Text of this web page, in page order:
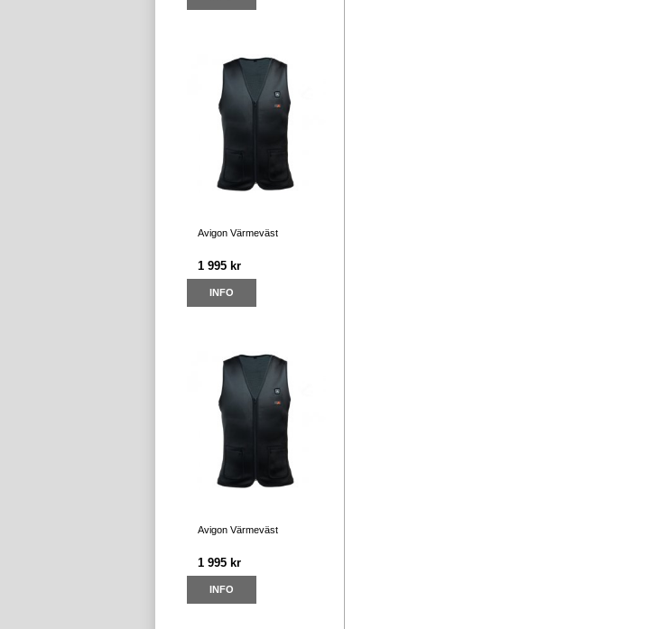
Avigon Värmeväst
1 995 kr
INFO
Avigon Värmeväst
1 995 kr
INFO